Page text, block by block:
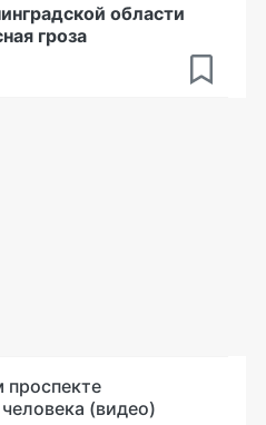
области
гроза
(видео)